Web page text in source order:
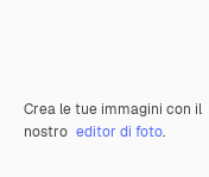
Crea le tue immagini con il
nostro editor di foto.